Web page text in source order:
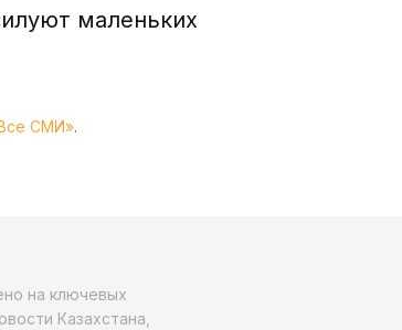
маленьких
СМИ».
на ключевых
Казахстана,